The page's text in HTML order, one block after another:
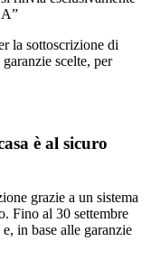
la sottoscrizione di
scelte, per
è al sicuro
grazie a un sistema
Fino al 30 settembre
in base alle garanzie